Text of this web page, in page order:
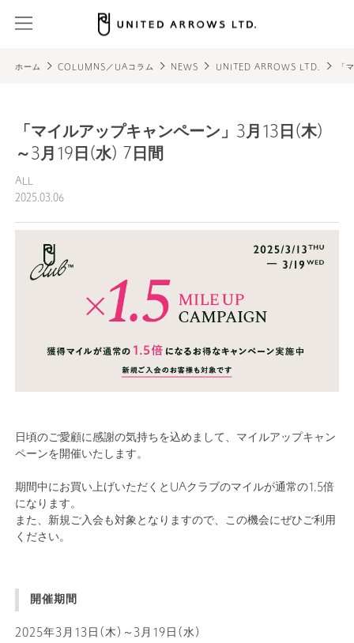
ホーム COLUMNS／UAコラム NEWS UNITED ARROWS LTD. 「
「マイルアップキャンペーン」3月13日(木)
～3月19日(水) 7日間
ALL
2025.03.06
日頃のご愛顧に感謝の気持ちを込めまして、マイルアップキャン
ペーンを開催いたします。
期間中にお買い上げいただくとUAクラブのマイルが通常の1.5倍
になります。
また、新規ご入会も対象となりますので、この機会にぜひご利用
ください。
開催期間
2025年3月13日(木)～3月19日(水)